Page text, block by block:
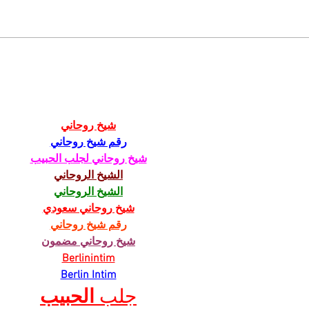
شيخ روحاني
رقم شيخ روحاني
شيخ روحاني لجلب الحبيب
الشيخ الروحاني
الشيخ الروحاني
شيخ روحاني سعودي
رقم شيخ روحاني
شيخ روحاني مضمون
Berlinintim
Berlin Intim
جلب الحبيب